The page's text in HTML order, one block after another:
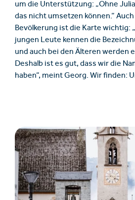
um die Unterstützung: „Ohne
das nicht umsetzen können.“
Bevölkerung ist die Karte wichtig:
jungen Leute kennen die
und auch bei den Älteren werden
Deshalb ist es gut, dass wir die
haben“, meint Georg. Wir finden: